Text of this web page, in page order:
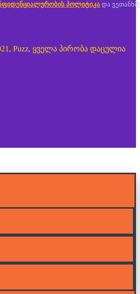
პოლიტიკა და
Puzz, ყველა პირობა დაცულია